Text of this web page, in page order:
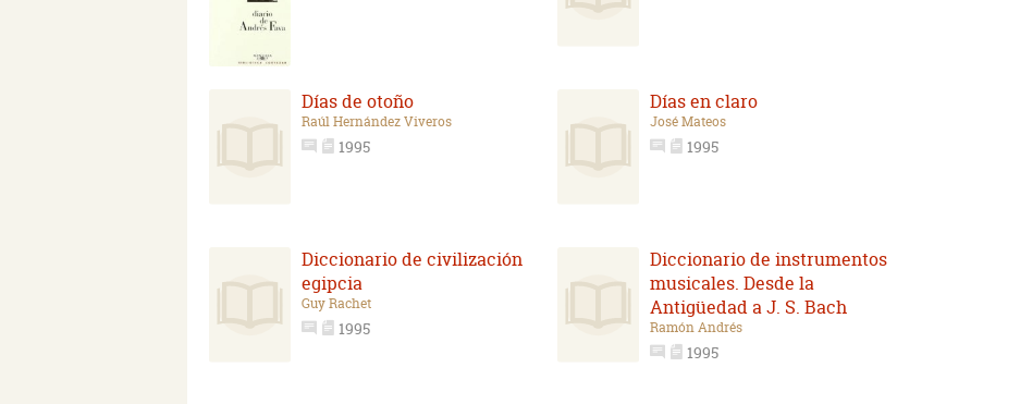
Días de otoño
Raúl Hernández Viveros
1995
Días en claro
José Mateos
1995
Diccionario de civilización
egipcia
Guy Rachet
1995
Diccionario de instrumentos
musicales. Desde la
Antigüedad a J. S. Bach
Ramón Andrés
1995